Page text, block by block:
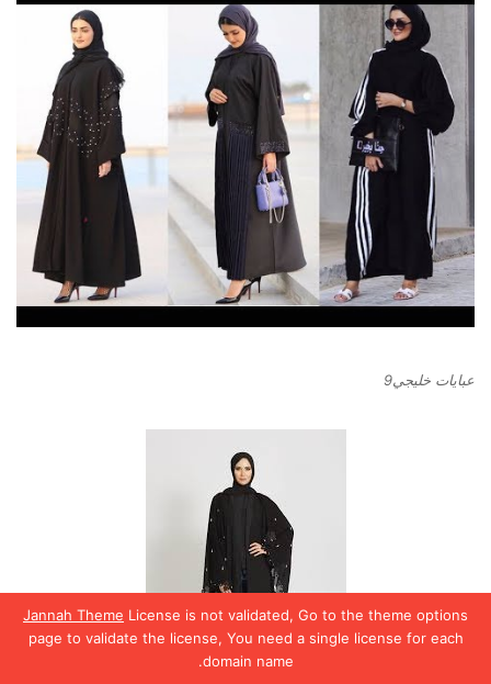
Jannah Theme License is not validated, Go to the theme options
page to validate the license, You need a single license for each
domain name.
عبايات خليجي9